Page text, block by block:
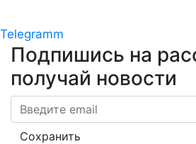
Telegramm
Подпишись на
получай новости
Email
Сохранить